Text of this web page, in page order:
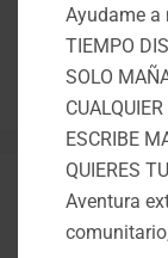
todo
Aventureros
Montenegro
TIEMPO
SOLO
ESCRIBE
QUIERES